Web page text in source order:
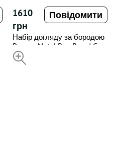
1610
грн
Повідомити
Набір догляду за бородою
Proraso Metal Box Beard Care
- Azur Lime